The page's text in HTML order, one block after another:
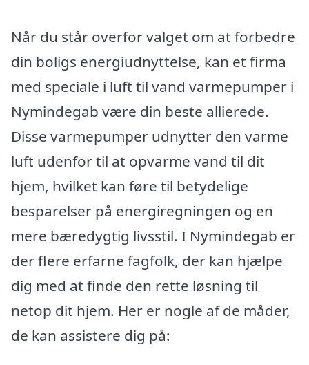
Når du står overfor valget om at forbedre
din boligs energiudnyttelse, kan et firma
med speciale i luft til vand varmepumper i
Nymindegab være din beste allierede.
Disse varmepumper udnytter den varme
luft udenfor til at opvarme vand til dit
hjem, hvilket kan føre til betydelige
besparelser på energiregningen og en
mere bæredygtig livsstil. I Nymindegab er
der flere erfarne fagfolk, der kan hjælpe
dig med at finde den rette løsning til
netop dit hjem. Her er nogle af de måder,
de kan assistere dig på: